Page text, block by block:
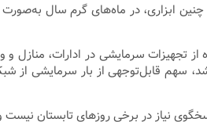
چنین ابزاری، در ماه‌های گرم سال
تجهیزات سرمایشی در ادارات، منازل و
سهم قابل‌توجهی از بار سرمایشی از
نیاز در برخی روزهای تابستان نیست